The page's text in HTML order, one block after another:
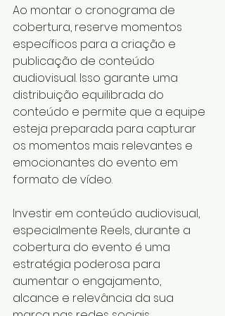
Ao montar o cronograma de
cobertura, reserve momentos
específicos para a criação e
publicação de conteúdo
audiovisual. Isso garante uma
distribuição equilibrada do
conteúdo e permite que a equipe
esteja preparada para capturar
os momentos mais relevantes e
emocionantes do evento em
formato de vídeo.
Investir em conteúdo audiovisual,
especialmente Reels, durante a
cobertura do evento é uma
estratégia poderosa para
aumentar o engajamento,
alcance e relevância da sua